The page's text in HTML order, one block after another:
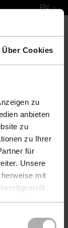
Über Cookies
zu
anbieten
zu
zu Ihrer
für
Unsere
mit
EN